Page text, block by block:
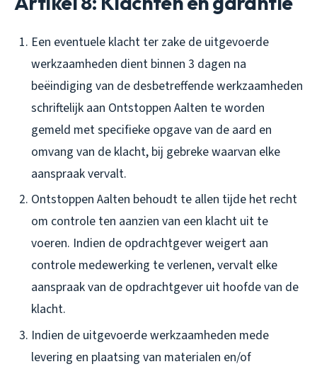
Een eventuele klacht ter zake de uitgevoerde
werkzaamheden dient binnen 3 dagen na
beëindiging van de desbetreffende werkzaamheden
schriftelijk aan Ontstoppen Aalten te worden
gemeld met specifieke opgave van de aard en
omvang van de klacht, bij gebreke waarvan elke
aanspraak vervalt.
Ontstoppen Aalten behoudt te allen tijde het recht
om controle ten aanzien van een klacht uit te
voeren. Indien de opdrachtgever weigert aan
controle medewerking te verlenen, vervalt elke
aanspraak van de opdrachtgever uit hoofde van de
klacht.
Indien de uitgevoerde werkzaamheden mede
levering en plaatsing van materialen en/of